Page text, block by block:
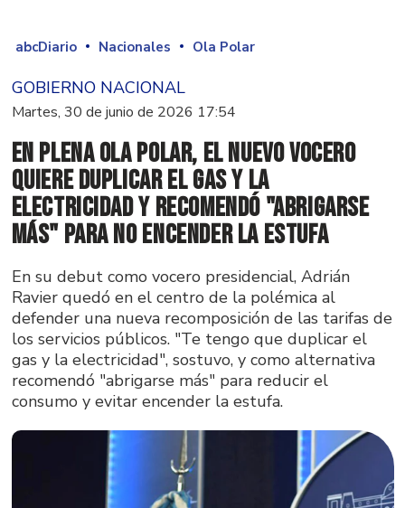
abcDiario Nacionales Ola Polar
GOBIERNO NACIONAL
Martes, 30 de junio de 2026 17:54
En plena ola polar, el nuevo vocero
quiere duplicar el gas y la
electricidad y recomendó "abrigarse
más" para no encender la estufa
En su debut como vocero presidencial, Adrián
Ravier quedó en el centro de la polémica al
defender una nueva recomposición de las tarifas de
los servicios públicos. "Te tengo que duplicar el
gas y la electricidad", sostuvo, y como alternativa
recomendó "abrigarse más" para reducir el
consumo y evitar encender la estufa.